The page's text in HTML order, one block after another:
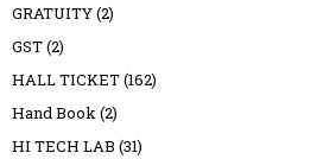
GRATUITY(2)
GST(2)
HALL TICKET(162)
Hand Book(2)
HI TECH LAB (31)